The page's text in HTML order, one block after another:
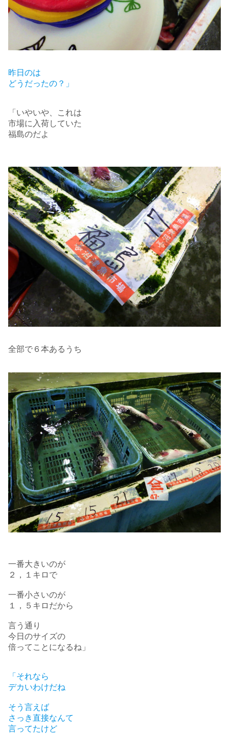
昨日のは
どうだったの？」
「いやいや、これは
市場に入荷していた
福島のだよ
全部で６本あるうち
一番大きいのが
２，１キロで
一番小さいのが
１，５キロだから
言う通り
今日のサイズの
倍ってことになるね」
「それなら
デカいわけだね
そう言えば
さっき直接なんて
言ってたけど